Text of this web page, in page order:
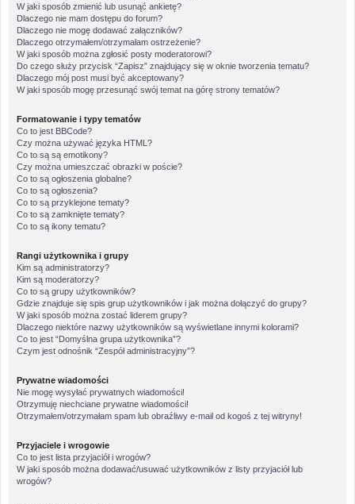
W jaki sposób zmienić lub usunąć ankietę?
Dlaczego nie mam dostępu do forum?
Dlaczego nie mogę dodawać załączników?
Dlaczego otrzymałem/otrzymałam ostrzeżenie?
W jaki sposób można zgłosić posty moderatorowi?
Do czego służy przycisk “Zapisz” znajdujący się w oknie tworzenia tematu?
Dlaczego mój post musi być akceptowany?
W jaki sposób mogę przesunąć swój temat na górę strony tematów?
Formatowanie i typy tematów
Co to jest BBCode?
Czy można używać języka HTML?
Co to są są emotikony?
Czy można umieszczać obrazki w poście?
Co to są ogłoszenia globalne?
Co to są ogłoszenia?
Co to są przyklejone tematy?
Co to są zamknięte tematy?
Co to są ikony tematu?
Rangi użytkownika i grupy
Kim są administratorzy?
Kim są moderatorzy?
Co to są grupy użytkowników?
Gdzie znajduje się spis grup użytkowników i jak można dołączyć do grupy?
W jaki sposób można zostać liderem grupy?
Dlaczego niektóre nazwy użytkowników są wyświetlane innymi kolorami?
Co to jest “Domyślna grupa użytkownika”?
Czym jest odnośnik “Zespół administracyjny”?
Prywatne wiadomości
Nie mogę wysyłać prywatnych wiadomości!
Otrzymuję niechciane prywatne wiadomości!
Otrzymałem/otrzymałam spam lub obraźliwy e-mail od kogoś z tej witryny!
Przyjaciele i wrogowie
Co to jest lista przyjaciół i wrogów?
W jaki sposób można dodawać/usuwać użytkowników z listy przyjaciół lub
wrogów?